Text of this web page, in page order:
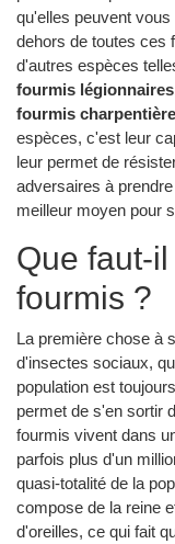
qu'elles peuvent
dehors de toutes ces
d'autres espèces
fourmis légionnaires
fourmis charpentière
espèces, c'est leur
leur permet de
adversaires à
meilleur moyen pour
Que faut-
fourmis ?
La première chose à
d'insectes sociaux,
population est
permet de s'en sortir
fourmis vivent dans
parfois plus d'un
quasi-totalité de la
compose de la reine
d'oreilles, ce qui fait